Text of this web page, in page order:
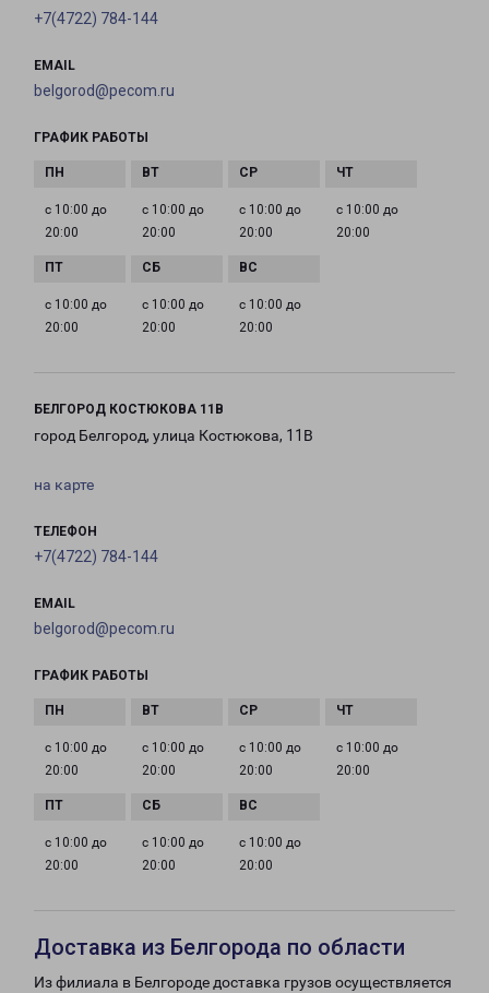
+7(4722) 784-144
EMAIL
belgorod@pecom.ru
ГРАФИК РАБОТЫ
с 10:00 до
20:00
с 10:00 до
20:00
с 10:00 до
20:00
с 10:00 до
20:00
с 10:00 до
20:00
с 10:00 до
20:00
с 10:00 до
20:00
БЕЛГОРОД КОСТЮКОВА 11В
город Белгород, улица Костюкова, 11В
на карте
ТЕЛЕФОН
+7(4722) 784-144
EMAIL
belgorod@pecom.ru
ГРАФИК РАБОТЫ
с 10:00 до
20:00
с 10:00 до
20:00
с 10:00 до
20:00
с 10:00 до
20:00
с 10:00 до
20:00
с 10:00 до
20:00
с 10:00 до
20:00
Доставка из Белгорода по области
Из филиала в Белгороде доставка грузов осуществляется